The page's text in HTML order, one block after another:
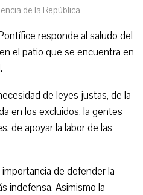
de la República
responde al saludo del
el patio que se encuentra en
de leyes justas, de la
en los excluidos, la gentes
de apoyar la labor de las
de defender la
indefensa. Asimismo la